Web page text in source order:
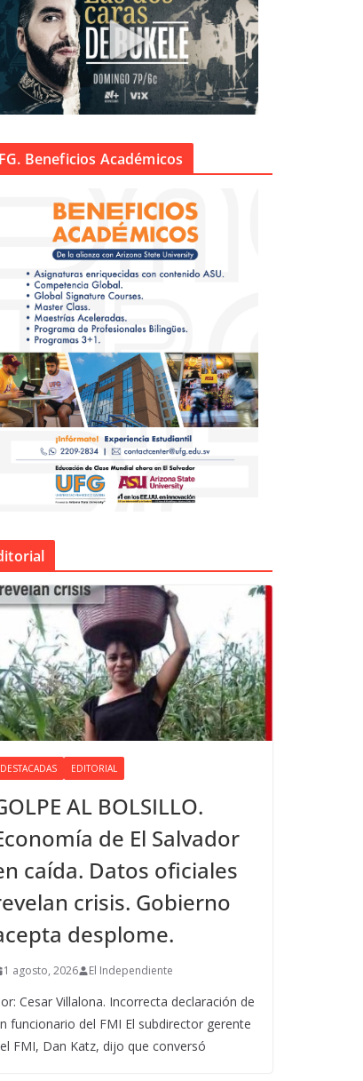
Beneficios Académicos
DESTACADAS EDITORIAL
AL BOLSILLO.
de El Salvador
caída. Datos oficiales
crisis. Gobierno
desplome.
1 agosto, 2026 El Independiente
Cesar Villalona. Incorrecta declaración de
funcionario del FMI El subdirector gerente
FMI, Dan Katz, dijo que conversó